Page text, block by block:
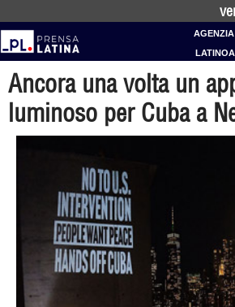
Ancora una volta un
luminoso per Cuba a